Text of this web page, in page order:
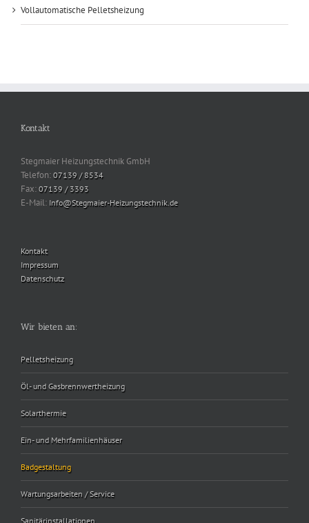
Vollautomatische Pelletsheizung
Kontakt
Stegmaier Heizungstechnik GmbH
Telefon: 07139 / 8534
Fax: 07139 / 3393
E-Mail: Info@Stegmaier-Heizungstechnik.de
Kontakt
Impressum
Datenschutz
Wir bieten an:
Pelletsheizung
Öl- und Gasbrennwertheizung
Solarthermie
Ein- und Mehrfamilienhäuser
Badgestaltung
Wartungsarbeiten / Service
Sanitärinstallationen